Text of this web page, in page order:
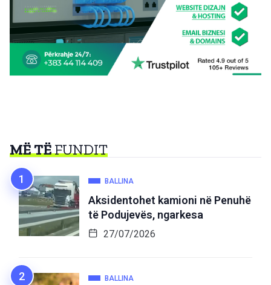
MË TËFUNDIT
BALLINA
Aksidentohet kamioni në Penuhë
të Podujevës, ngarkesa
27/07/2026
BALLINA